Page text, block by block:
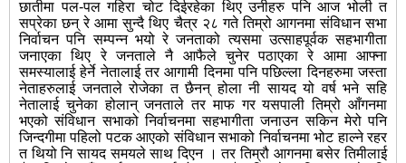
छातीमा पल-पल गहिरा चोट दिईरहेका थिए उनीहरु पनि आज भोली त
सप्रेका छन् रेआमा सुन्दै थिए चैत्र २८ गते तिम्रो आगनमा संविधान सभा
निर्वाचन पनि सम्पन्न भयो रे जनताको त्यसमा उत्साहपूर्वक सहभागीता
जनाएका थिए रे जनताले नै आफैले चुनेर पठाएका रे आमा आफ्ना
समस्यालाई हेर्ने नेतालाई तर आगामी दिनमा पनि पछिल्ला दिनहरुमा जस्ता
नेताहरुलाई जनताले रोजेका त छैनन् होला नी सायद यो वर्ष भने सहि
नेतालाई चुनेका होलान् जनताले तर माफ गर यसपाली तिम्रो आँगनमा
भएको संविधान सभाको निर्वाचनमा सहभागीता जनाउन सकिन मेरो पनि
जिन्दगीमा पहिलो पटक आएको संविधान सभाको निर्वाचनमा भोट हाल्ने रहर
त थियो नि सायद समयले साथ दिएन । तर तिम्रौ आगनमा बसेर तिमीलाई